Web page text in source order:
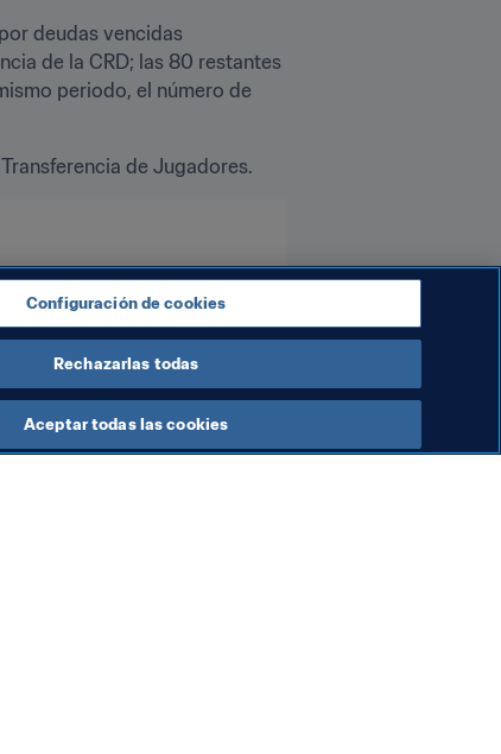
deudas vencidas
de la CRD; las 80 restantes
periodo, el número de
de Jugadores.
Configuración de cookies
Rechazarlas todas
Aceptar todas las cookies